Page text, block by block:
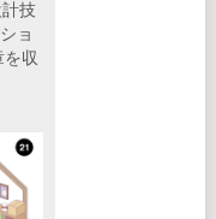
技
ョ
収